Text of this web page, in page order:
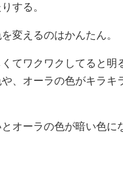
する。
変えるのはかんたん。
てワクワクしてると明
、オーラの色がキラキ
オーラの色が暗い色に